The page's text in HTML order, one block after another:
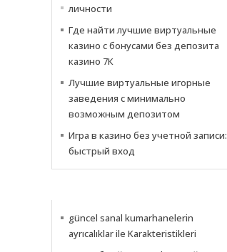
личности
Где найти лучшие виртуальные
казино с бонусами без депозита
казино 7К
Лучшие виртуальные игорные
заведения с минимально
возможным депозитом
Игра в казино без учетной записи:
быстрый вход
güncel sanal kumarhanelerin
ayrıcalıklar ile Karakteristikleri